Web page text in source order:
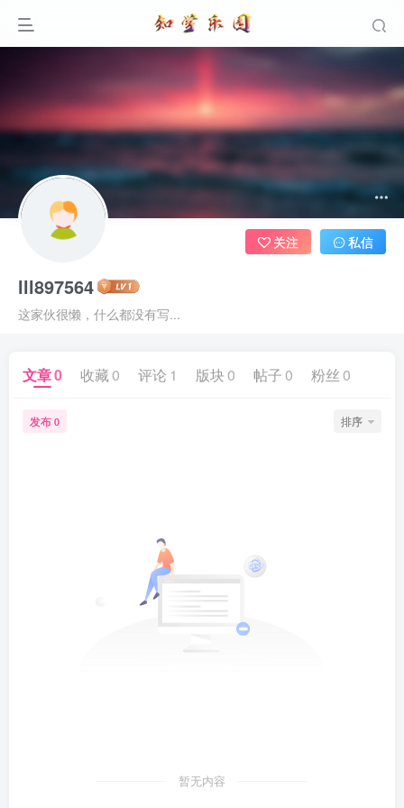
lll897564
这家伙很懒，什么都没有写...
关注 私信
文章0 收藏 0 评论 1 版块 0 帖子 0 粉丝 0
发布 0 排序
暂无内容